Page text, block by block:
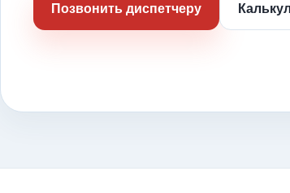
Позвонить диспетчеру